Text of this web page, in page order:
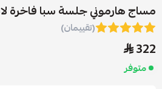
مساج هارموني جلسة سبا فاخرة
(تقييمان)
322
متوفر